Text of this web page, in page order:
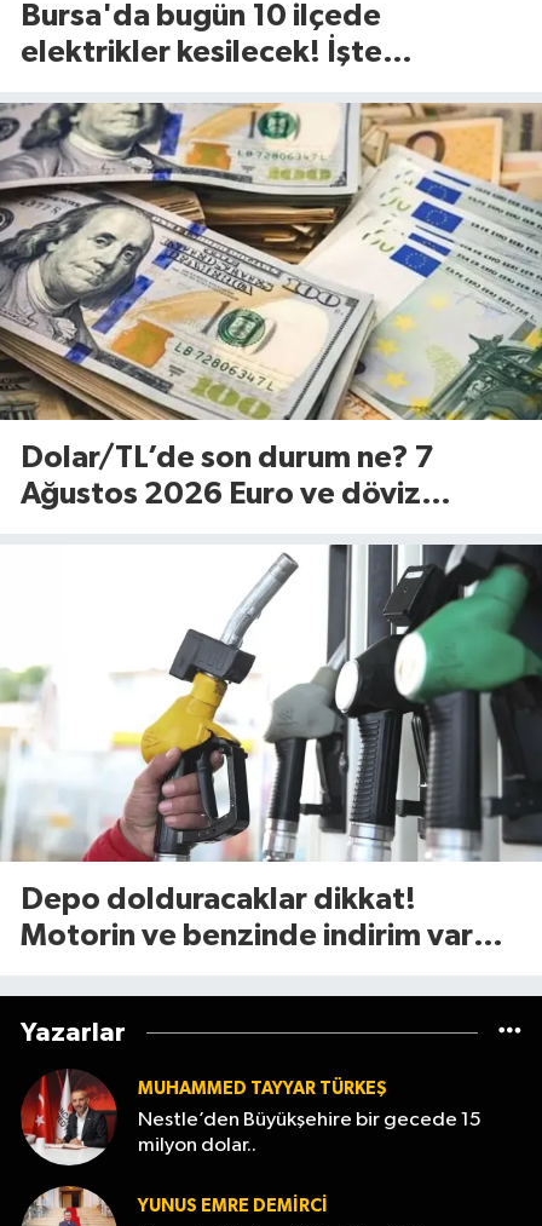
Bursa'da bugün 10 ilçede
elektrikler kesilecek! İşte
Cuma)
Dolar/TL’de son durum ne? 7
Ağustos 2026 Euro ve döviz
Depo dolduracaklar dikkat!
Motorin ve benzinde indirim var
Yazarlar
MUHAMMED TAYYAR TÜRKEŞ
Nestle’den Büyükşehire bir gecede 15
milyon dolar..
YUNUS EMRE DEMIRCI